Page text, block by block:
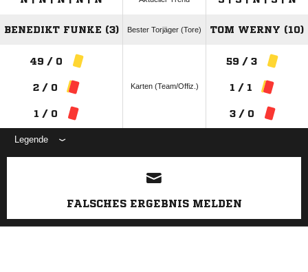
BENEDIKT FUNKE (3) Bester Torjäger (Tore) TOM WERNY (10)
49 / 0
2 / 0
1 / 0
Karten (Team/Offiz.)
59 / 3
1 / 1
3 / 0
Legende
ANZEIGE
FALSCHES ERGEBNIS MELDEN